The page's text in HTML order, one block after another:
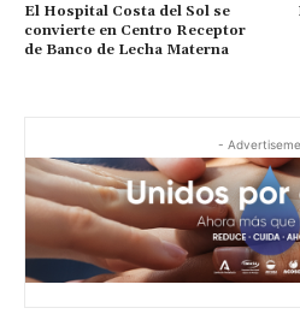
El Hospital Costa del Sol se
convierte en Centro Receptor
de Banco de Lecha Materna
-